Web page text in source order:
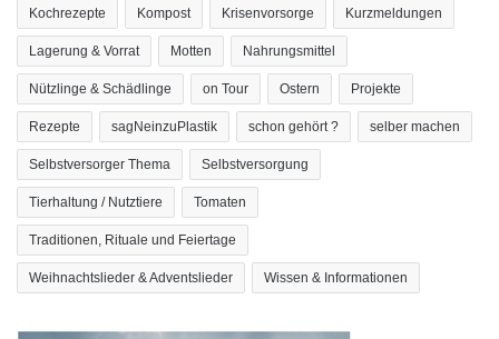
Kochrezepte Kompost Krisenvorsorge Kurzmeldungen
Lagerung & Vorrat Motten Nahrungsmittel
Nützlinge & Schädlinge on Tour Ostern Projekte
Rezepte sagNeinzuPlastik schon gehört ? selber machen
Selbstversorger Thema Selbstversorgung
Tierhaltung / Nutztiere Tomaten
Traditionen, Rituale und Feiertage
Weihnachtslieder & Adventslieder Wissen & Informationen